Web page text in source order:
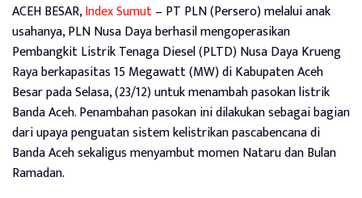
ACEH BESAR,Index Sumut– PT PLN (Persero) melalui anak
usahanya, PLN Nusa Daya berhasil mengoperasikan
Pembangkit Listrik Tenaga Diesel (PLTD) Nusa Daya Krueng
Raya berkapasitas 15 Megawatt (MW) di Kabupaten Aceh
Besar pada Selasa, (23/12) untuk menambah pasokan listrik
Banda Aceh. Penambahan pasokan ini dilakukan sebagai bagian
dari upaya penguatan sistem kelistrikan pascabencana di
Banda Aceh sekaligus menyambut momen Nataru dan Bulan
Ramadan.